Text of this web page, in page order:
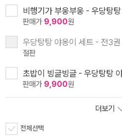
비행기가 부웅부웅 - 우당탕
판매가 9,900원
우당탕탕 야옹이 세트 - 전3권
절판
초밥이 빙글빙글 - 우당탕탕
판매가 9,900원
더보기
전체선택